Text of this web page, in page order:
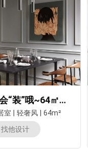
好会“装”哦~64㎡住出汤臣一品的高级感
室 轻奢风
64m²
找他设计